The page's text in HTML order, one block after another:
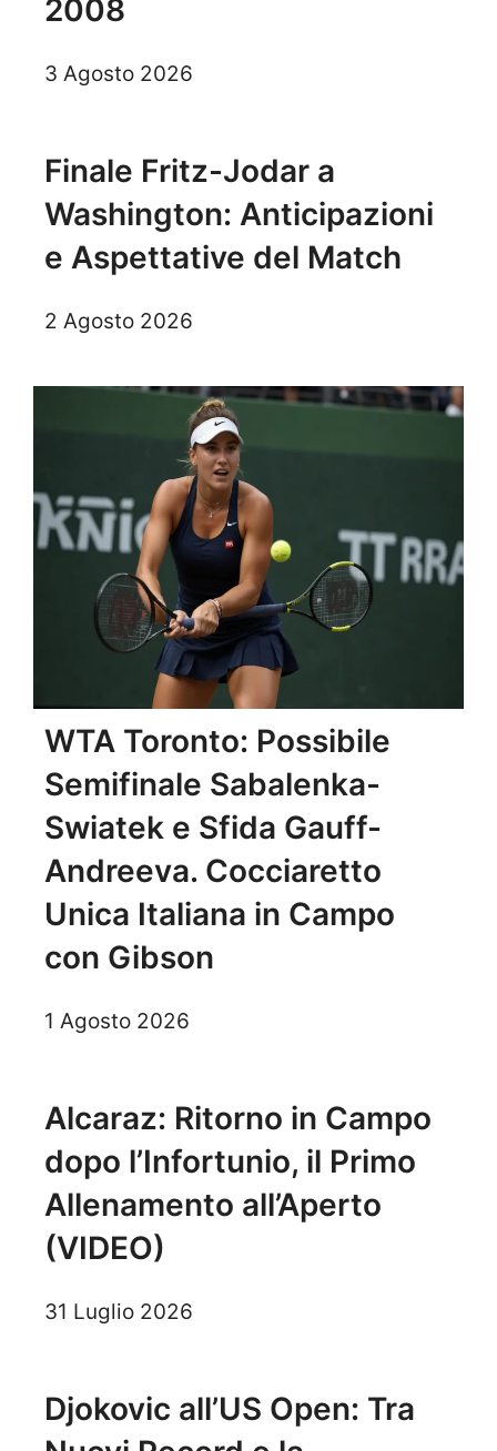
2008
3 Agosto 2026
Finale Fritz-Jodar a
Washington: Anticipazioni
e Aspettative del Match
2 Agosto 2026
WTA Toronto: Possibile
Semifinale Sabalenka-
Swiatek e Sfida Gauff-
Andreeva. Cocciaretto
Unica Italiana in Campo
con Gibson
1 Agosto 2026
Alcaraz: Ritorno in Campo
dopo l’Infortunio, il Primo
Allenamento all’Aperto
(VIDEO)
31 Luglio 2026
Djokovic all’US Open: Tra